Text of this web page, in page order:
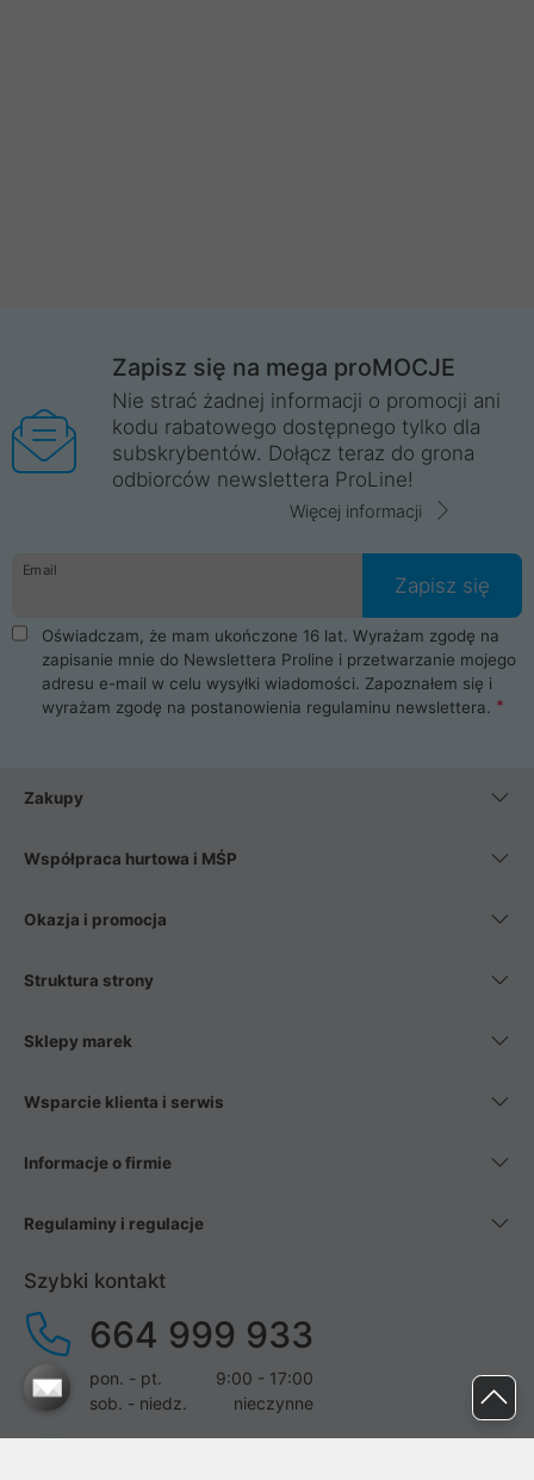
Zapisz się na mega proMOCJE
Nie strać żadnej informacji o promocji ani
kodu rabatowego dostępnego tylko dla
subskrybentów. Dołącz teraz do grona
odbiorców newslettera ProLine!
Więcej informacji
Email
Zapisz się
Oświadczam, że mam ukończone 16 lat. Wyrażam zgodę na
zapisanie mnie do Newslettera Proline i przetwarzanie mojego
adresu e-mail w celu wysyłki wiadomości. Zapoznałem się i
wyrażam zgodę na postanowienia regulaminu newslettera.
Zakupy
Współpraca hurtowa i MŚP
Okazja i promocja
Struktura strony
Sklepy marek
Wsparcie klienta i serwis
Informacje o firmie
Regulaminy i regulacje
Szybki kontakt
664 999 933
pon. - pt.
9:00 - 17:00
sob. - niedz.
nieczynne